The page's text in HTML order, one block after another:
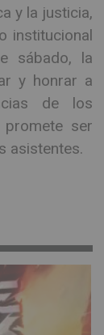
y la justicia,
institucional
sábado, la
y honrar a
de los
ser
asistentes.